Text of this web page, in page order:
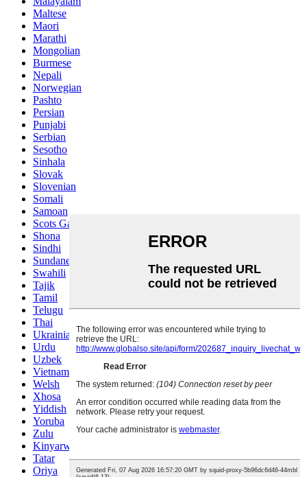
Maltese
Maori
Marathi
Mongolian
Burmese
Nepali
Norwegian
Pashto
Persian
Punjabi
Serbian
Sesotho
Sinhala
Slovak
Slovenian
Somali
Samoan
Scots Gaelic
Shona
Sindhi
Sundanese
Swahili
Tajik
Tamil
Telugu
Thai
Ukrainian
Urdu
Uzbek
Vietnamese
Welsh
Xhosa
Yiddish
Yoruba
Zulu
Kinyarwanda
Tatar
Oriya